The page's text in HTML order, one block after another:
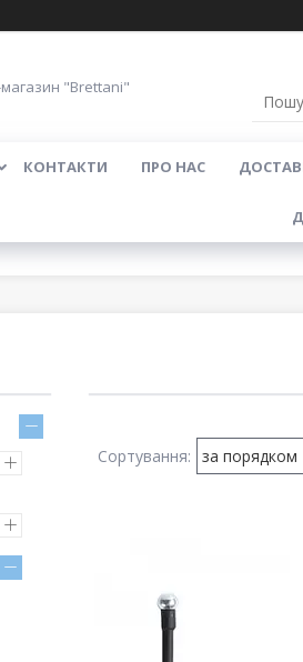
магазин "Brettani"
КОНТАКТИ ПРО НАС